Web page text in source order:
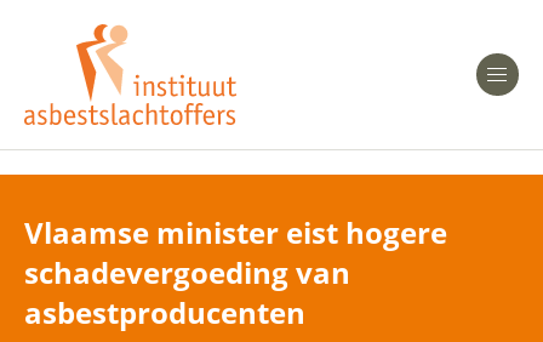
Heeft u Mesothelioom?
Heeft u Asbestose?
Bent u arts?
Bent u werkgever of verzekeraar?
Asbest en Gezondheid
Vlaamse minister eist hogere
schadevergoeding van
asbestproducenten